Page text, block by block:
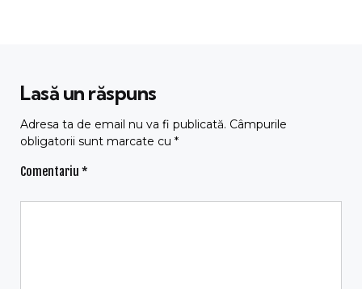
Lasă un răspuns
Adresa ta de email nu va fi publicată. Câmpurile
obligatorii sunt marcate cu *
Comentariu *